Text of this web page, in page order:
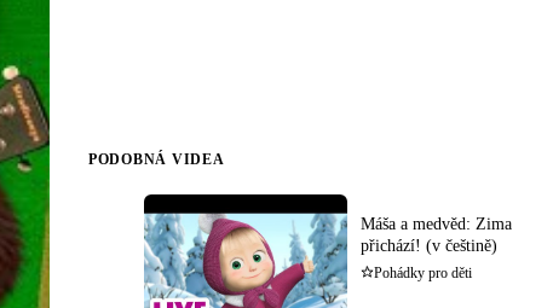
PODOBNÁ VIDEA
Máša a medvěd: Zima
přichází! (v češtině)
Pohádky pro děti